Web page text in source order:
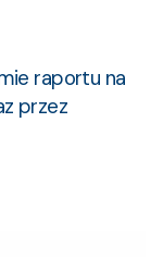
raportu na
przez